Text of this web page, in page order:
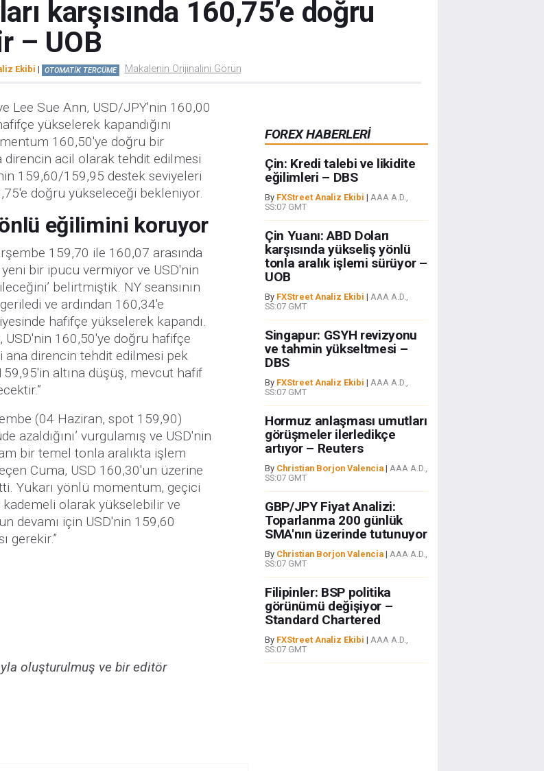
karşısında 160,75’e doğru
– UOB
Ekibi | OTOMATİK TERCÜME Makalenin Orijinalini Görün
Lee Sue Ann, USD/JPY'nin 160,00
yükselerek kapandığını
160,50'ye doğru bir
acil olarak tehdit edilmesi
159,60/159,95 destek seviyeleri
doğru yükseleceği bekleniyor.
eğilimini koruyor
159,70 ile 160,07 arasında
bir ipucu vermiyor ve USD'nin
belirtmiştik. NY seansının
ve ardından 160,34'e
hafifçe yükselerek kapandı.
160,50'ye doğru hafifçe
direncin tehdit edilmesi pek
altına düşüş, mevcut hafif
(04 Haziran, spot 159,90)
azaldığını’ vurgulamış ve USD'nin
bir temel tonla aralıkta işlem
Cuma, USD 160,30'un üzerine
Yukarı yönlü momentum, geçici
olarak yükselebilir ve
devamı için USD'nin 159,60
gerekir.”
oluşturulmuş ve bir editör
FOREX HABERLERİ
Çin: Kredi talebi ve likidite
eğilimleri – DBS
By FXStreet Analiz Ekibi | AAA A.D.,
SS:07 GMT
Çin Yuanı: ABD Doları
karşısında yükseliş yönlü
tonla aralık işlemi sürüyor –
UOB
By FXStreet Analiz Ekibi | AAA A.D.,
SS:07 GMT
Singapur: GSYH revizyonu
ve tahmin yükseltmesi –
DBS
By FXStreet Analiz Ekibi | AAA A.D.,
SS:07 GMT
Hormuz anlaşması umutları
görüşmeler ilerledikçe
artıyor – Reuters
By Christian Borjon Valencia| AAA A.D.,
SS:07 GMT
GBP/JPY Fiyat Analizi:
Toparlanma 200 günlük
SMA'nın üzerinde tutunuyor
By Christian Borjon Valencia| AAA A.D.,
SS:07 GMT
Filipinler: BSP politika
görünümü değişiyor –
Standard Chartered
By FXStreet Analiz Ekibi | AAA A.D.,
SS:07 GMT